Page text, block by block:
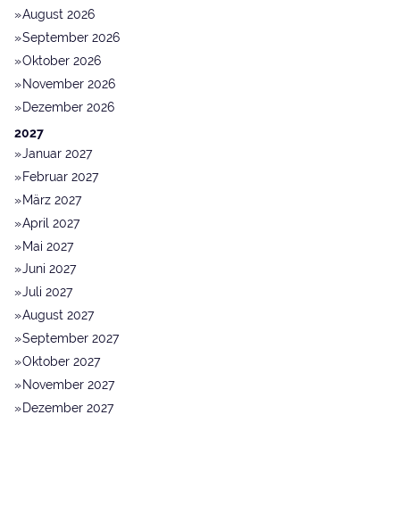
August 2026
September 2026
Oktober 2026
November 2026
Dezember 2026
2027
Januar 2027
Februar 2027
März 2027
April 2027
Mai 2027
Juni 2027
Juli 2027
August 2027
September 2027
Oktober 2027
November 2027
Dezember 2027